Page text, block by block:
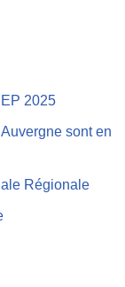
2025
sont en
Régionale